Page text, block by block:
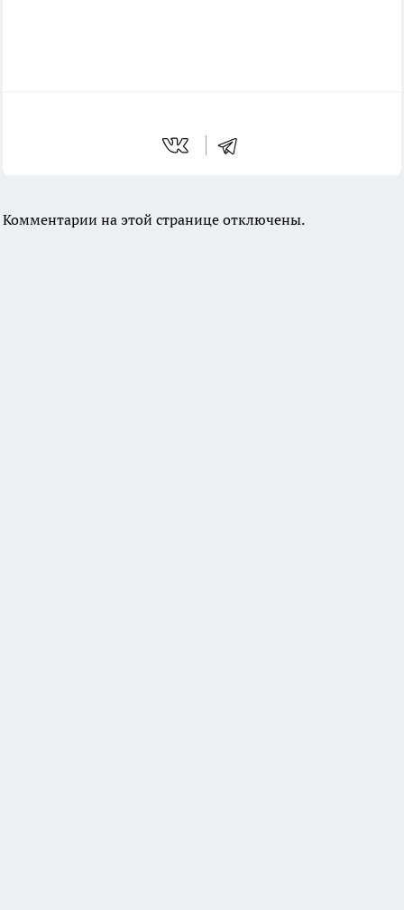
Комментарии на этой странице отключены.